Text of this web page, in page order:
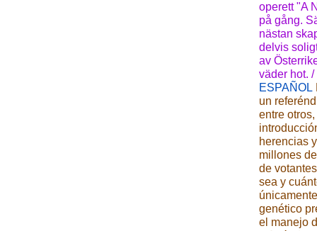
operett "A
på gång.
nästan
delvis
av
väder hot. /
ESPAÑOL
un
entre
herencias
millones
de
sea y
genético
el manejo